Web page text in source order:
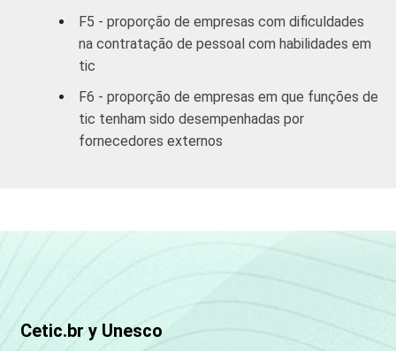
F5 - proporção de empresas com dificuldades
na contratação de pessoal com habilidades em
tic
F6 - proporção de empresas em que funções de
tic tenham sido desempenhadas por
fornecedores externos
Cetic.br y Unesco